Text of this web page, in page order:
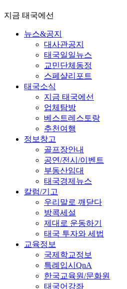
지금 태국에선
뉴스&공지
대사관공지
태국일일뉴스
교민단체동정
스페샬리포트
태국소식
지금 태국에선
업체탐방
베스트레스토랑
추천여행
정보창고
골프장안내
공연/전시/이벤트
부동산임대
태국경제뉴스
칼럼/기고
우리말로 깨닫다
방콕세설
제대로 운동하기
태국 투자와 세법
교육정보
국제학교정보
특례입시QnA
한국교육원/문화원
태국어강좌